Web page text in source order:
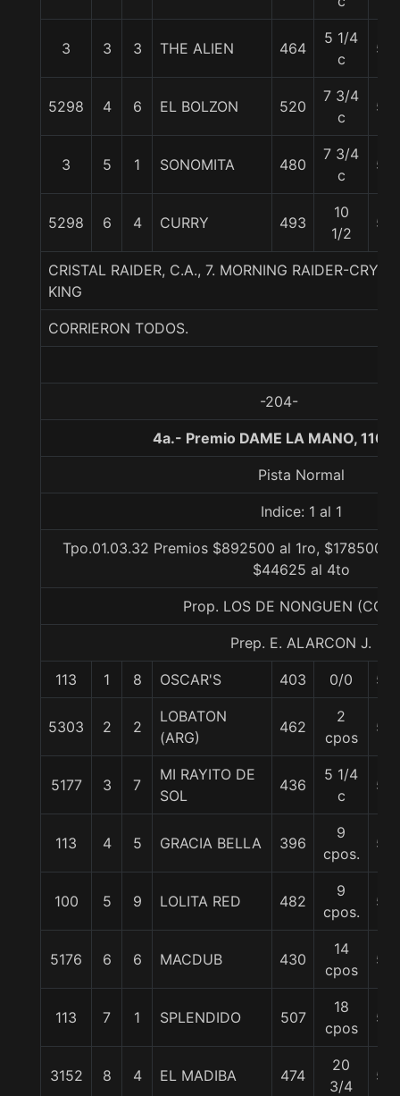
3 3 3 THE ALIEN 464
5 1/4
c
55
5298 4 6 EL BOLZON 520
7 3/4
c
56
3 5 1 SONOMITA 480
7 3/4
c
54
5298 6 4 CURRY 493
10
1/2
58
CRISTAL RAIDER, C.A., 7. MORNING RAIDER-
KING
CORRIERON TODOS.
-204-
4a.- Premio DAME LA MANO,
Pista Normal
Indice: 1 al 1
Tpo.01.03.32 Premios $892500 al 1ro, $178500
$44625 al 4to
Prop. LOS DE NONGUEN
Prep. E. ALARCON J.
113 1 8 OSCAR'S 403 0/0 56
5303 2 2
LOBATON
(ARG)
462
2
cpos
56
5177 3 7
MI RAYITO DE
SOL
436
5 1/4
c
56
113 4 5 GRACIA BELLA 396
9
cpos.
56
100 5 9 LOLITA RED 482
9
cpos.
56
5176 6 6 MACDUB 430
14
cpos
56
113 7 1 SPLENDIDO 507
18
cpos
56
3152 8 4 EL MADIBA 474
20
3/4
56